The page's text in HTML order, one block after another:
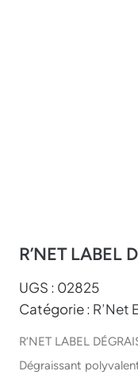
R’NET LABEL
UGS : 02825
Catégorie : R’Net
R’NET LABEL
Dégraissant